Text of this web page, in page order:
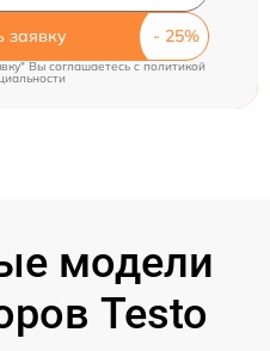
заявку
Вы соглашаетесь cполитикой
модели
Testo